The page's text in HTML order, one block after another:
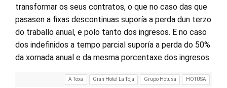
transformar os seus contratos, o que no caso das que
pasasen a fixas descontinuas suporía a perda dun terzo
do traballo anual, e polo tanto dos ingresos. E no caso
dos indefinidos a tempo parcial suporía a perda do 50%
da xornada anual e da mesma porcentaxe dos ingresos.
A Toxa Gran Hotel La Toja Grupo Hotusa HOTUSA